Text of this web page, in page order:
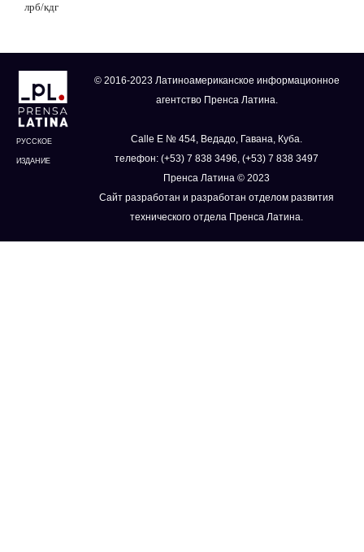
лрб/кдг
РУССКОЕ
ИЗДАНИЕ
© 2016-2023 Латиноамериканское информационное
агентство Пренса Латина.
Calle E № 454, Ведадо, Гавана, Куба.
телефон: (+53) 7 838 3496, (+53) 7 838 3497
Пренса Латина © 2023
Сайт разработан и разработан отделом развития
технического отдела Пренса Латина.